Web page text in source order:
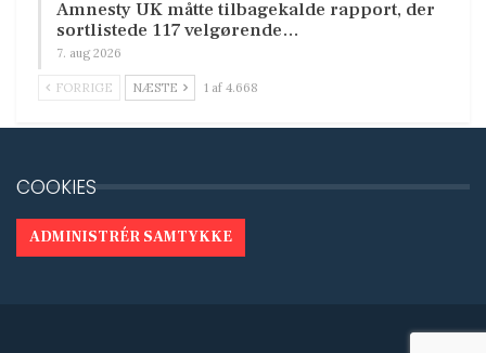
Amnesty UK måtte tilbagekalde rapport, der
sortlistede 117 velgørende…
7. aug 2026
FORRIGE NÆSTE 1 af 4.668
COOKIES
ADMINISTRÉR SAMTYKKE